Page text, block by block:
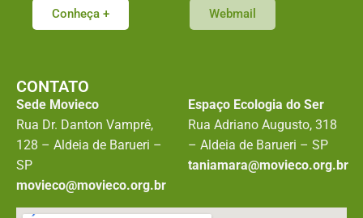
Conheça + Webmail
CONTATO
Sede Movieco
Rua Dr. Danton Vamprê,
128 – Aldeia de Barueri –
SP
movieco@movieco.org.br
Espaço Ecologia do Ser
Rua Adriano Augusto, 318
– Aldeia de Barueri – SP
taniamara@movieco.org.br